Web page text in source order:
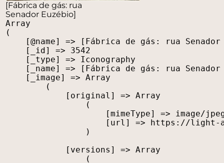
[Fábrica de gás: rua
Senador Euzébio]
Array
(
[@name] => [Fábrica de gás: rua Senador
    [_id] => 3542
    [_type] => Iconography
[_name] => [Fábrica de gás: rua Senador
    [_image] => Array
        (
            [original] => Array
                (
[mimeType] => image/
[url] => https://
                )
            [versions] => Array
                (